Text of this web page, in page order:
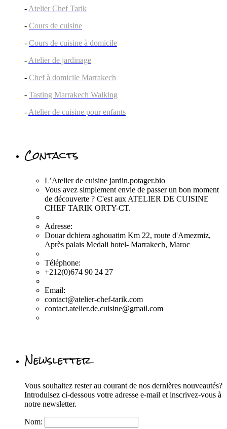
- Atelier Chef Tarik
- Cours de cuisine
- Cours de cuisine à domicile
- Atelier de jardinage
- Chef à domicile Marrakech
- Tasting Marrakech Walking
- Atelier de cuisine pour enfants
Contacts
L’Atelier de cuisine jardin.potager.bio
Vous avez simplement envie de passer un bon moment
de découverte ? C'est aux ATELIER DE CUISINE
CHEF TARIK ORTY-CT.
Adresse:
Douar dchiera aghouatim Km 22, route d'Amezmiz,
Après palais Medali hotel- Marrakech, Maroc
Téléphone:
+212(0)674 90 24 27
Email:
contact@atelier-chef-tarik.com
contact.atelier.de.cuisine@gmail.com
Newsletter
Vous souhaitez rester au courant de nos dernières nouveautés?
Introduisez ci-dessous votre adresse e-mail et inscrivez-vous à
notre newsletter.
Nom: